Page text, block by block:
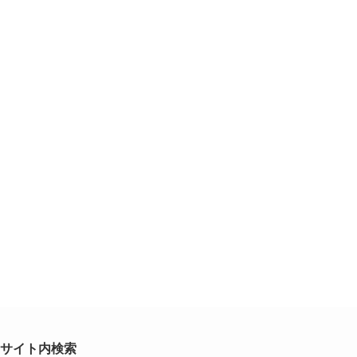
サイト内検索